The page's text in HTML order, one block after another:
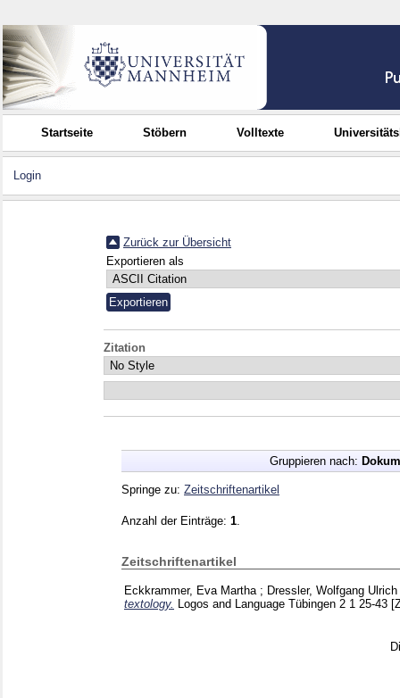
Startseite Stöbern Volltexte
Login
Zurück zur Übersicht
Exportieren als
Zitation
Gruppieren nach:
Springe zu: Zeitschriftenartikel
Anzahl der Einträge: 1
Zeitschriftenartikel
Eckkrammer, Eva Martha ; Dressler, Wolfgang Ulrich
textology.
Logos and Language Tübingen 2 1 25-43